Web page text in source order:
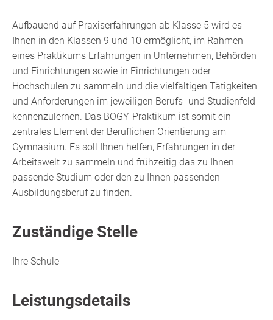
Aufbauend auf Praxiserfahrungen ab Klasse 5 wird es
Ihnen in den Klassen 9 und 10 ermöglicht, im Rahmen
eines Praktikums Erfahrungen in Unternehmen, Behörden
und Einrichtungen sowie in Einrichtungen oder
Hochschulen zu sammeln und die vielfältigen Tätigkeiten
und Anforderungen im jeweiligen Berufs- und Studienfeld
kennenzulernen. Das BOGY-Praktikum ist somit ein
zentrales Element der Beruflichen Orientierung am
Gymnasium. Es soll Ihnen helfen, Erfahrungen in der
Arbeitswelt zu sammeln und frühzeitig das zu Ihnen
passende Studium oder den zu Ihnen passenden
Ausbildungsberuf zu finden.
Zuständige Stelle
Ihre Schule
Leistungsdetails